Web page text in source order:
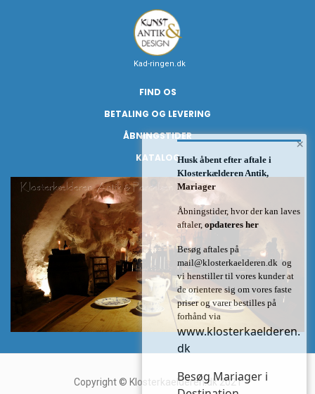
Kad-ringen.dk
FIND OS
BETALING OG LEVERING
ÅBNINGSTIDER
KATALOG
Copyright © Klosterkaelderen.dk 2021
×
Husk åbent efter aftale i
Klosterkælderen Antik,
Mariager
Åbningstider, hvor der kan laves
aftaler, opdateres her
Besøg aftales på
mail@klosterkaelderen.dk og
vi henstiller til vores kunder at
de orientere sig om vores faste
priser og varer bestilles på
forhånd via
www.klosterkaelderen.
dk
Besøg Mariager i